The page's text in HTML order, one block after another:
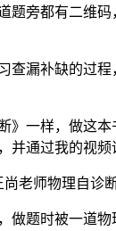
题旁都有二维
查漏补缺的过程
》一样，做这本
并通过我的视频
做题时被一道